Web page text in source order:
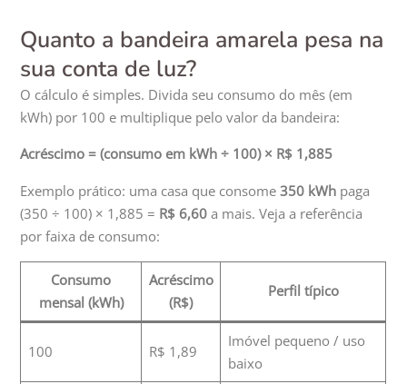
Quanto a bandeira amarela pesa na
sua conta de luz?
O cálculo é simples. Divida seu consumo do mês (em
kWh) por 100 e multiplique pelo valor da bandeira:
Acréscimo = (consumo em kWh ÷ 100) × R$ 1,885
Exemplo prático: uma casa que consome350 kWh paga
(350 ÷ 100) × 1,885 = R$ 6,60 a mais. Veja a referência
por faixa de consumo:
Consumo
mensal (kWh)
Acréscimo
(R$)
Perfil típico
100 R$ 1,89
Imóvel pequeno / uso
baixo